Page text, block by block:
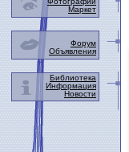
Маркет
Форум
Объявления
Библиотека
Информация
Новости